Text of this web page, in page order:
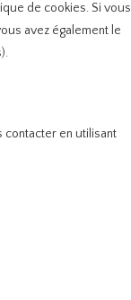
de cookies. Si vous
avez également le
en utilisant